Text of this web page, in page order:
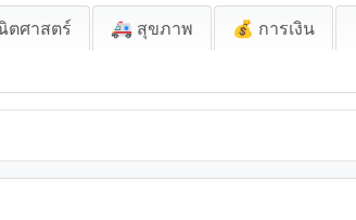
ศาสตร์ 🚑 สุขภาพ 💰 การเงิน